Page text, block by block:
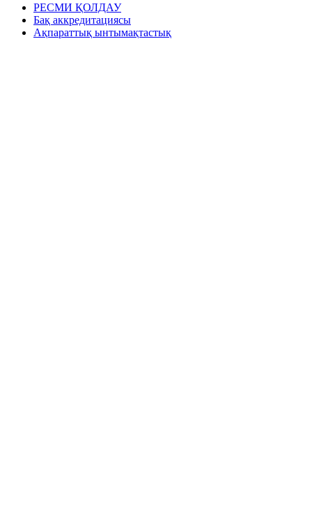
РЕСМИ ҚОЛДАУ
Бақ аккредитациясы
Ақпараттық ынтымақтастық